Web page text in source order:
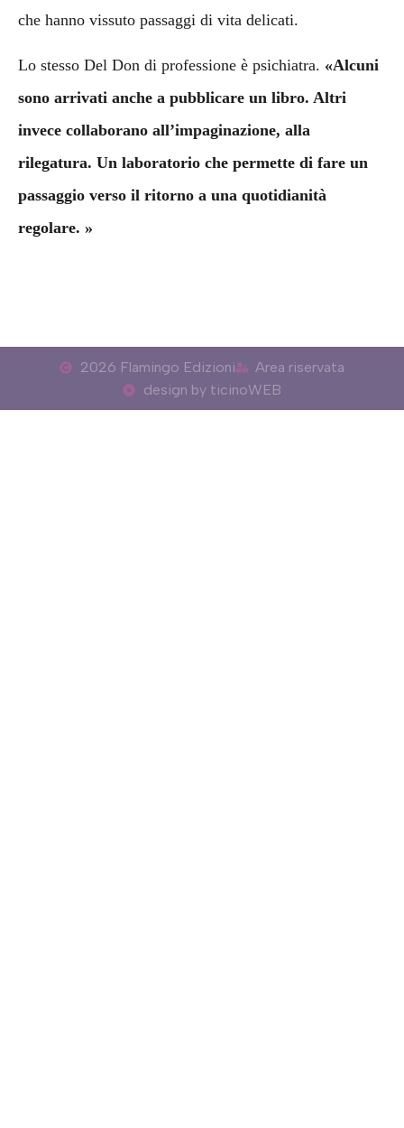
che hanno vissuto passaggi di vita delicati.
Lo stesso Del Don di professione è psichiatra. «Alcuni
sono arrivati anche a pubblicare un libro. Altri
invece collaborano all’impaginazione, alla
rilegatura. Un laboratorio che permette di fare un
passaggio verso il ritorno a una quotidianità
regolare. »
2026 Flamingo Edizioni
Area riservata
design by ticinoWEB